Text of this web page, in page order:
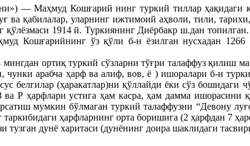
— Маҳмуд Кошғарий нинг туркий тиллар
ва қабилалар, уларнинг ижтимоий аҳволи, тили,
қўлёзмаси 1914 й. Туркиянинг Диёрбакр ш.дан
Кошғарийнинг ўз қўли б-н ёзилган нусхадан
ортиқ туркий сўзларни тўғри талаффуз қилиш
чунки арабча ҳарф ва алиф, вов, ё ) ишоралари б-н
белгилар (ҳаракатлар)ни қўллайди ёки сўз бошидаги
ва Р ҳарфлари устига ҳам касра, ҳам дамма
мумкин бўлмаган туркий талаффузни “Девону
ҳарфларнинг орта боришига (2 ҳарфдан 7
тузган дунё харитаси (дунёнинг доира шаклидаги